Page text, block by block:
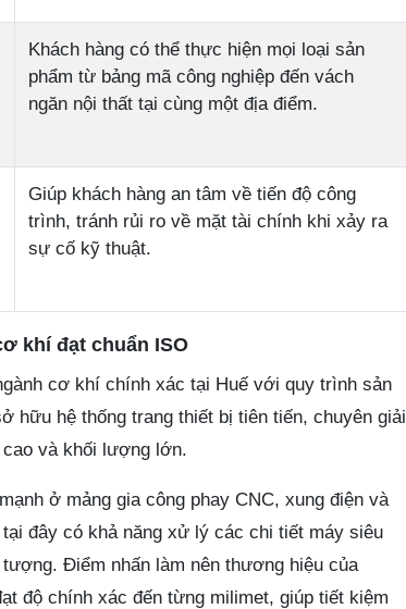
Khách hàng có thể thực hiện mọi loại sản
phẩm từ bảng mã công nghiệp đến vách
ngăn nội thất tại cùng một địa điểm.
Giúp khách hàng an tâm về tiến độ công
trình, tránh rủi ro về mặt tài chính khi xảy ra
sự cố kỹ thuật.
khí đạt chuẩn ISO
cơ khí chính xác tại Huế với quy trình sản
hữu hệ thống trang thiết bị tiên tiến, chuyên giải
và khối lượng lớn.
ở mảng gia công phay CNC, xung điện và
đây có khả năng xử lý các chi tiết máy siêu
Điểm nhấn làm nên thương hiệu của
độ chính xác đến từng milimet, giúp tiết kiệm